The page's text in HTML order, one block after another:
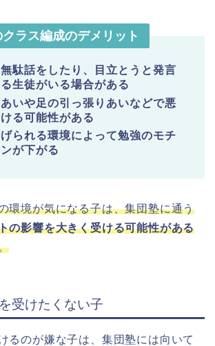
ラス編成のデメリット
駄話をしたり、目立とうと発言
生徒がいる場合がある
いや足の引っ張りあいなどで悪
る可能性がある
られる環境によって勉強のモチ
が下がる
環境が気になる子は、集団塾に通う
の影響を大きく受ける可能性がある
受けたくない子
るのが嫌な子は、集団塾には向いて